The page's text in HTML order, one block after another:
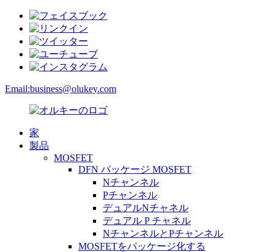
Email:business@olukey.com
家
製品
MOSFET
DFN パッケージ MOSFET
Nチャンネル
Pチャンネル
デュアルNチャネル
デュアル P チャネル
NチャンネルとPチャンネル
MOSFETをパッケージ化する